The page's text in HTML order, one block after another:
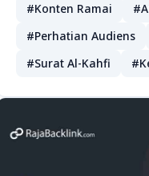
#Konten Ramai
#Perhatian Audiens
#Surat Al-Kahfi